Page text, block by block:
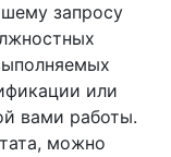
запросу
или
вами работы.
можно